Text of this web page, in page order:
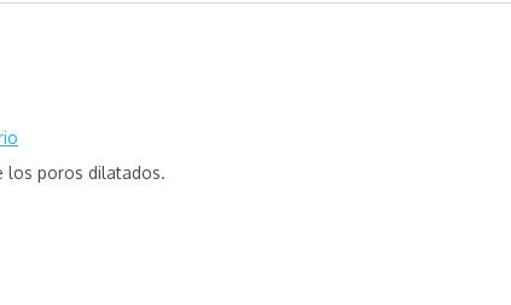
los poros dilatados.